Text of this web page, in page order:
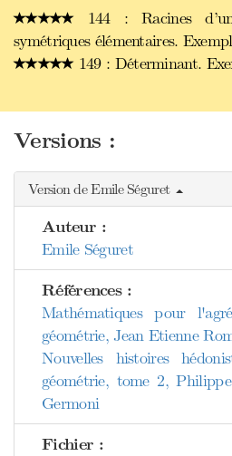
144 : Racines
symétriques élémentaires.
149 : Déterminant.
Versions :
Version de Emile Séguret
Auteur :
Emile Séguret
Références :
Mathématiques pour
géométrie, Jean Etienne
Nouvelles histoires
géométrie, tome 2,
Germoni
Fichier :